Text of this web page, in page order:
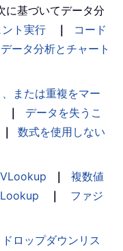
に基づいてデータ分
ト実行 ｜
コード
データ分析とチャート
または重複をマー
｜
データを失うこ
｜
数式を使用しない
｜
複数値
｜
ファジ
ドロップダウンリス